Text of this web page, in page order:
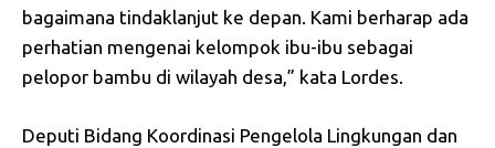
bagaimana tindaklanjut ke depan. Kami berharap ada
perhatian mengenai kelompok ibu-ibu sebagai
pelopor bambu di wilayah desa,” kata Lordes.
Deputi Bidang Koordinasi Pengelola Lingkungan dan